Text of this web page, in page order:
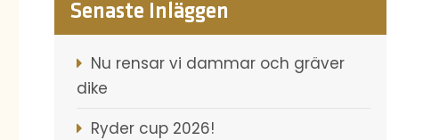
Senaste Inläggen
Nu rensar vi dammar och gräver
dike
Ryder cup 2026!